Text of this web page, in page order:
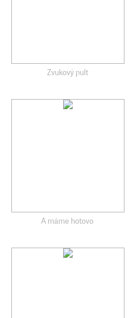
Zvukový pult
A máme hotovo